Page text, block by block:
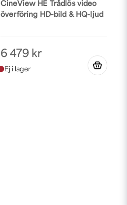
CineView HE Trådlös video
överföring HD-bild & HQ-ljud
6 479 kr